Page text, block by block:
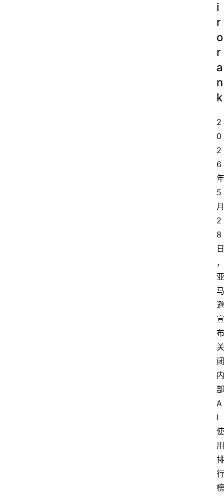
i
r
o
r
a
n
k
2
0
2
6
年
5
月
2
8
日
，
亚
马
逊
宣
布
关
闭
内
部
A
I
使
用
排
行
榜